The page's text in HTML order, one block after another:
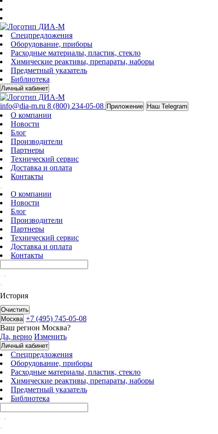
Спецпредложения
Оборудование, приборы
Расходные материалы, пластик, стекло
Химические реактивы, препараты, наборы
Предметный указатель
Библиотека
Личный кабинет
info@dia-m.ru 8 (800) 234-05-08 Приложение Наш Telegram
О компании
Новости
Блог
Производители
Партнеры
Технический сервис
Доставка и оплата
Контакты
О компании
Новости
Блог
Производители
Партнеры
Технический сервис
Доставка и оплата
Контакты
История
Очистить
Москва +7 (495) 745-05-08
Ваш регион Москва?
Да, верно Изменить
Личный кабинет
Спецпредложения
Оборудование, приборы
Расходные материалы, пластик, стекло
Химические реактивы, препараты, наборы
Предметный указатель
Библиотека